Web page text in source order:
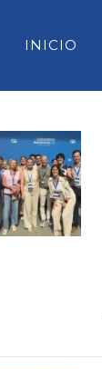
INICIO